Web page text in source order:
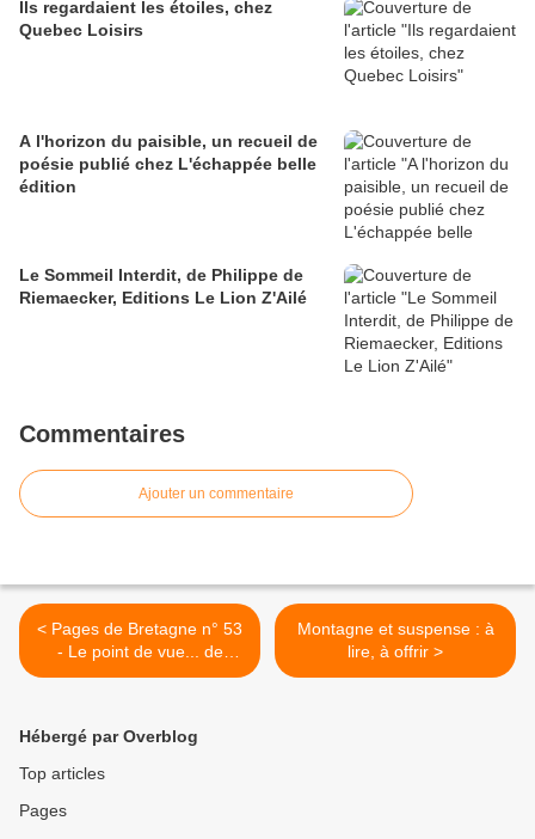
Ils regardaient les étoiles, chez
Quebec Loisirs
A l'horizon du paisible, un recueil de
poésie publié chez L'échappée belle
édition
Le Sommeil Interdit, de Philippe de
Riemaecker, Editions Le Lion Z'Ailé
Commentaires
Ajouter un commentaire
< Pages de Bretagne n° 53
- Le point de vue... de
Mérédith Le Dez.
Montagne et suspense : à
lire, à offrir >
Hébergé par Overblog
Top articles
Pages